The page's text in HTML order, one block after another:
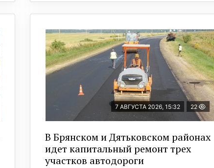
7 АВГУСТА 2026, 15:32 22
В Брянском и Дятьковском районах
идет капитальный ремонт трех
участков автодороги